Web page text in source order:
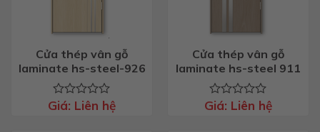
Cửa thép vân gỗ
laminate hs-steel-926
Được
Giá: Liên hệ
Cửa thép vân gỗ
laminate hs-steel 911
Được
Giá: Liên hệ